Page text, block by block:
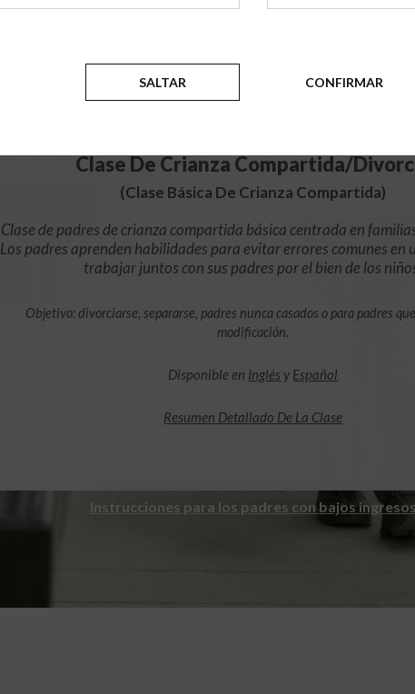
$49.99
Clase De Crianza Compartida/
(Clase Básica De Crianza Compartida)
Clase de padres de crianza compartida básica centrada en
Los padres aprenden habilidades para evitar errores comunes en
trabajar juntos con sus padres por el bien de los
Objetivo: divorciarse, separarse, padres nunca casados o para padres
modificación.
Disponible en Inglés y Español
Resumen Detallado De La Clase
Instrucciones para los padres con bajos ingresos
SALTAR CONFIRMAR